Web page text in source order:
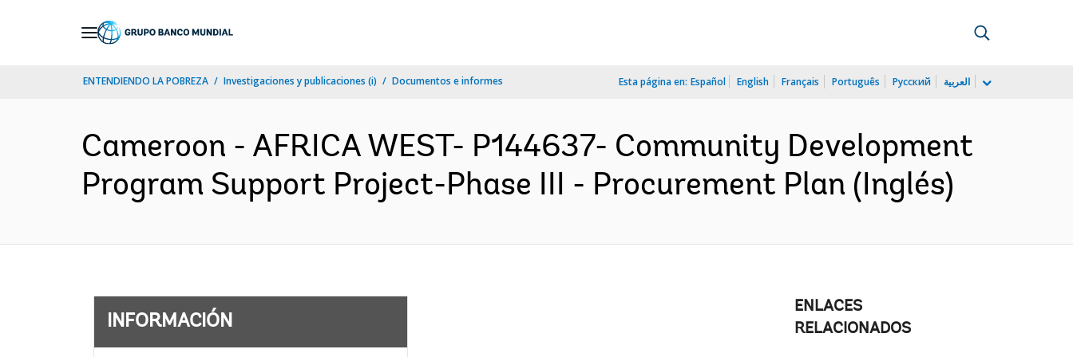
ENTENDIENDO LA POBREZA Investigaciones y publicaciones (i) Documentos e informes Esta página en: Español English Français Português Русский العربية
Cameroon - AFRICA WEST- P144637- Community Development
Program Support Project-Phase III - Procurement Plan (Inglés)
INFORMACIÓN
ENLACES
RELACIONADOS